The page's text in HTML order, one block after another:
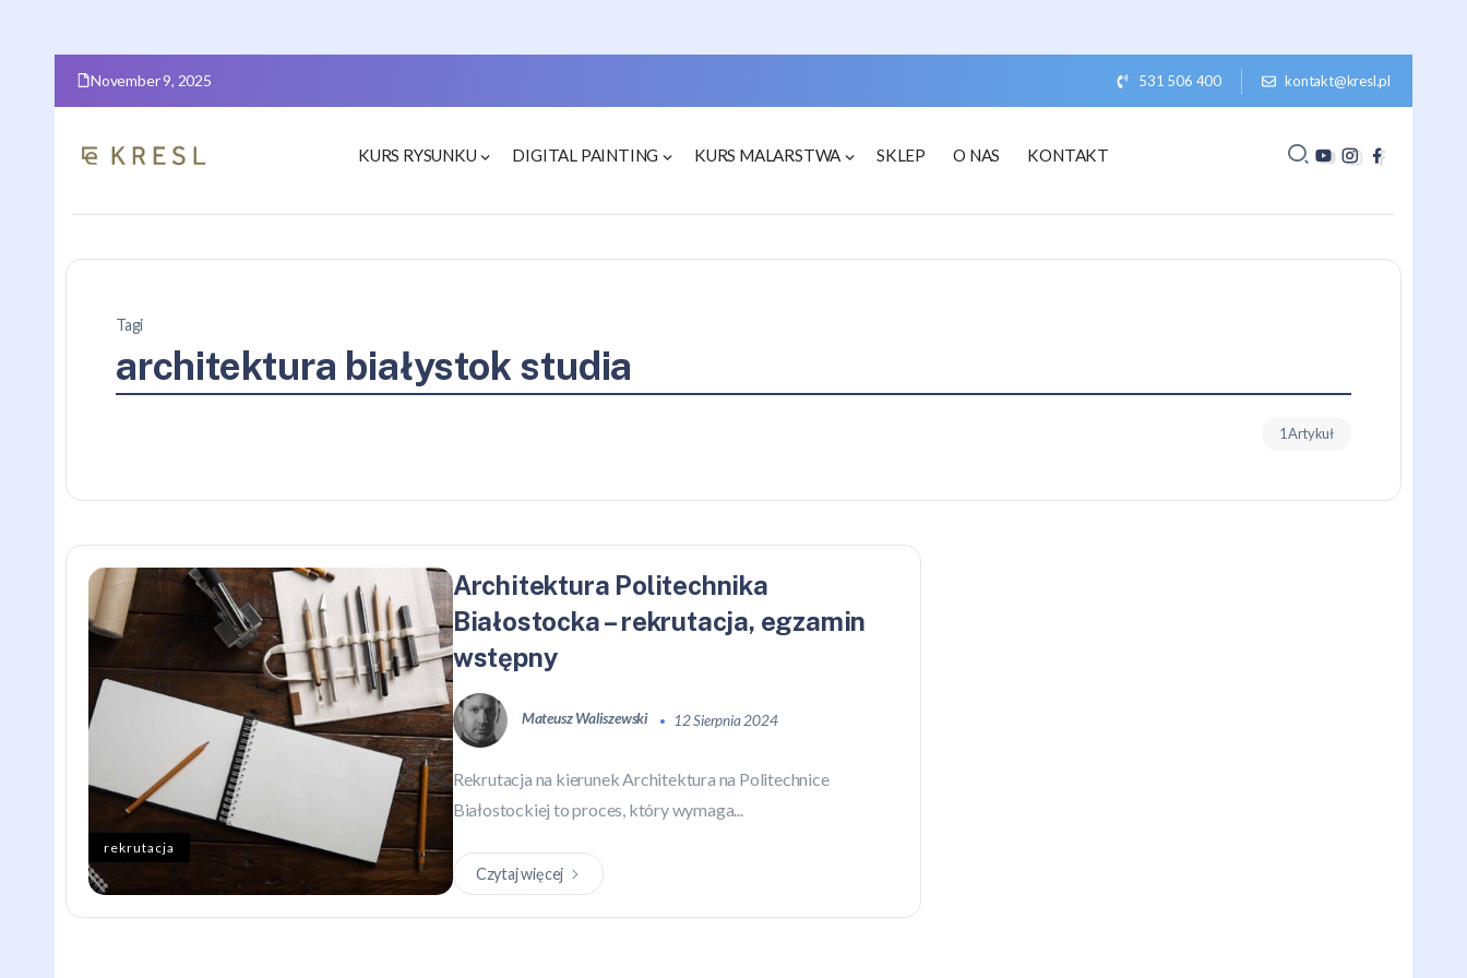
November 9, 2025 531 506 400 kontakt@kresl.pl
KURS RYSUNKU DIGITAL PAINTING KURS MALARSTWA SKLEP O NAS KONTAKT
Tagi
architektura białystok studia
1 Artykuł
rekrutacja
Architektura Politechnika
Białostocka – rekrutacja, egzamin
wstępny
Mateusz Waliszewski 12 Sierpnia 2024
Rekrutacja na kierunek Architektura na Politechnice
Białostockiej to proces, który wymaga...
Czytaj więcej